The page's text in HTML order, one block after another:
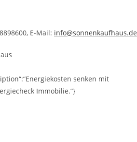
E-Mail: info@sonnenkaufhaus.de
senken mit
Immobilie.“}